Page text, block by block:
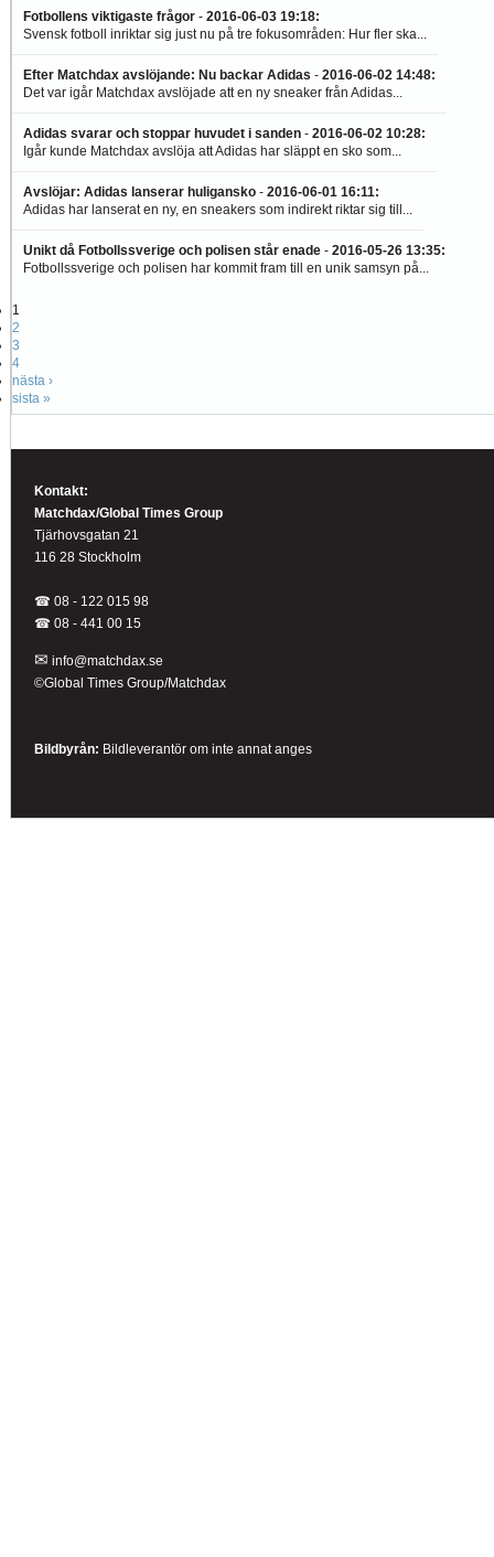
Fotbollens viktigaste frågor - 2016-06-03 19:18:
Svensk fotboll inriktar sig just nu på tre fokusområden: Hur fler ska...
Efter Matchdax avslöjande: Nu backar Adidas - 2016-06-02 14:48:
Det var igår Matchdax avslöjade att en ny sneaker från Adidas...
Adidas svarar och stoppar huvudet i sanden - 2016-06-02 10:28:
Igår kunde Matchdax avslöja att Adidas har släppt en sko som...
Avslöjar: Adidas lanserar huligansko - 2016-06-01 16:11:
Adidas har lanserat en ny, en sneakers som indirekt riktar sig till...
Unikt då Fotbollssverige och polisen står enade - 2016-05-26 13:35:
Fotbollssverige och polisen har kommit fram till en unik samsyn på...
1
2
3
4
nästa ›
sista »
Kontakt:
Matchdax/Global Times Group
Tjärhovsgatan 21
116 28 Stockholm
☎ 08 - 122 015 98
☎ 08 - 441 00 15
✉ info@matchdax.se
©Global Times Group/Matchdax
Bildbyrån: Bildleverantör om inte annat anges